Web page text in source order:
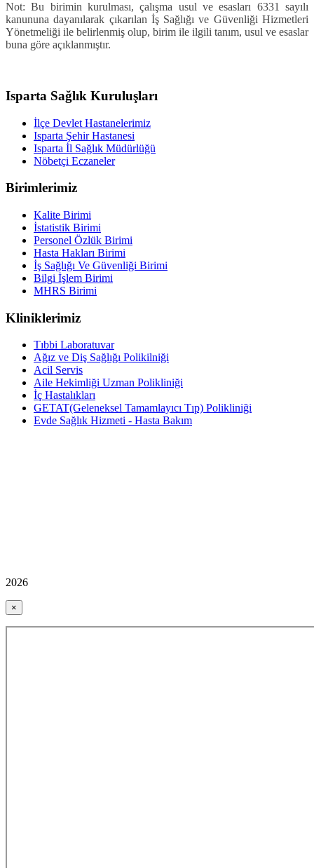
Not: Bu birimin kurulması, çalışma usul ve esasları 6331 sayılı
kanununa dayanılarak çıkarılan İş Sağlığı ve Güvenliği Hizmetleri
Yönetmeliği ile belirlenmiş olup, birim ile ilgili tanım, usul ve esaslar
buna göre açıklanmıştır.
Isparta Sağlık Kuruluşları
İlçe Devlet Hastanelerimiz
Isparta Şehir Hastanesi
Isparta İl Sağlık Müdürlüğü
Nöbetçi Eczaneler
Birimlerimiz
Kalite Birimi
İstatistik Birimi
Personel Özlük Birimi
Hasta Hakları Birimi
İş Sağlığı Ve Güvenliği Birimi
Bilgi İşlem Birimi
MHRS Birimi
Kliniklerimiz
Tıbbi Laboratuvar
Ağız ve Diş Sağlığı Polikilniği
Acil Servis
Aile Hekimliği Uzman Polikliniği
İç Hastalıkları
GETAT(Geleneksel Tamamlayıcı Tıp) Polikliniği
Evde Sağlık Hizmeti - Hasta Bakım
2026
×